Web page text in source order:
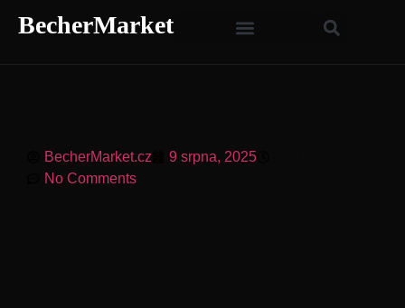
BecherMarket
BecherMarket.cz 9 srpna, 2025
No Comments